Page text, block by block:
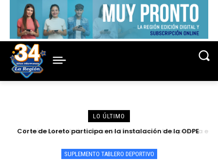
LO ÚLTIMO
Corte de Loreto participa en la instalación de la ODPE
Elecciones 2026
Presidente del directorio de Electro Oriente supervisa en
servicio eléctrico
SUPLEMENTO TABLERO DEPORTIVO